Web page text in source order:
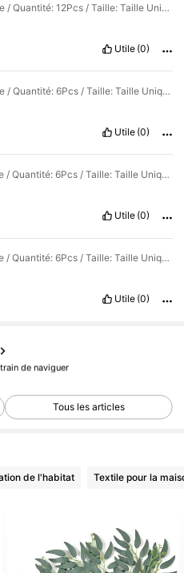
Couleur: Rouge / Quantité: 12Pcs / Taille: Taille Unique
Utile (0)
Couleur: Rouge / Quantité: 6Pcs / Taille: Taille Unique
Utile (0)
Couleur: Rouge / Quantité: 6Pcs / Taille: Taille Unique
Utile (0)
Couleur: Rouge / Quantité: 6Pcs / Taille: Taille Unique
Utile (0)
de naviguer
Tous les articles
de l'habitat Textile pour la